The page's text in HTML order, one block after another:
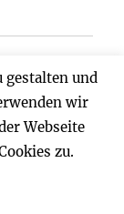
gestalten und
wir
Webseite
zu.